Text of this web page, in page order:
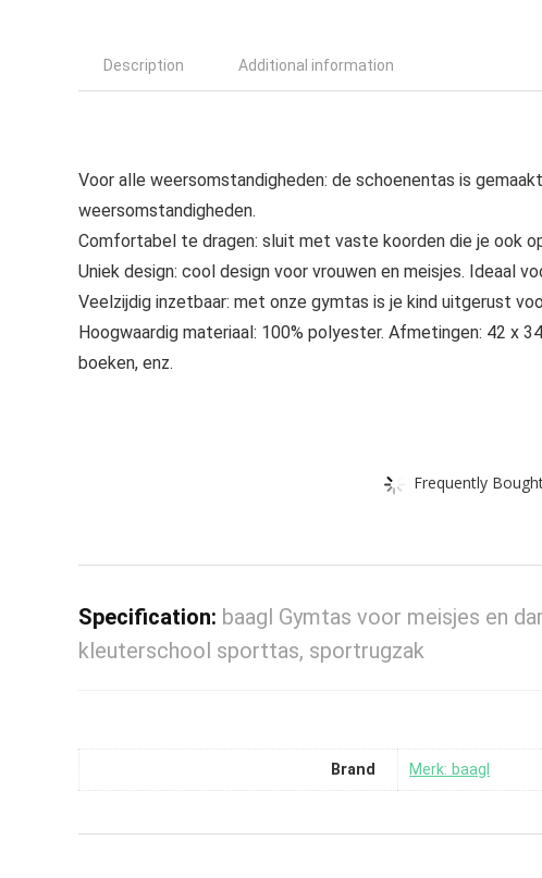
Description Additional information
Voor alle weersomstandigheden: de schoenentas is
weersomstandigheden.
Comfortabel te dragen: sluit met vaste koorden die je ook
Uniek design: cool design voor vrouwen en meisjes. Ideaal
Veelzijdig inzetbaar: met onze gymtas is je kind uitgerust
Hoogwaardig materiaal: 100% polyester. Afmetingen: 42 x
boeken, enz.
Frequently
Specification: baagl Gymtas voor meisjes en
kleuterschool sporttas, sportrugzak
Brand Merk: baagl